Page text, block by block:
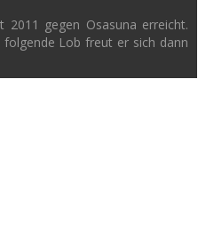
gegen Osasuna erreicht.
Lob freut er sich dann